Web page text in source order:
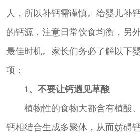
人，所以补钙需谨慎。给婴儿补
的钙源，注意日常饮食均衡，另
最佳时机。家长们务必了解以下
项：
1、不要让钙遇见草酸
植物性的食物大都含有植酸、
钙相结合生成多聚体，从而妨碍